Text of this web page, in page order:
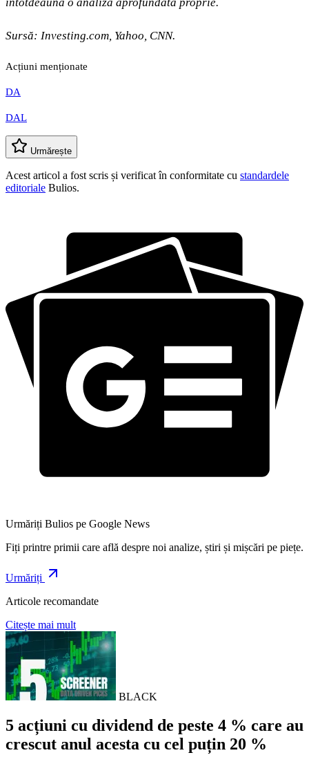
întotdeauna o analiză aprofundată proprie.
Sursă: Investing.com, Yahoo, CNN.
Acțiuni menționate
DA
DAL
Urmărește
Acest articol a fost scris și verificat în conformitate cu standardele
editoriale Bulios.
Urmăriți Bulios pe Google News
Fiți printre primii care află despre noi analize, știri și mișcări pe piețe.
Urmăriți
Articole recomandate
Citește mai mult
BLACK
5 acțiuni cu dividend de peste 4 % care au
crescut anul acesta cu cel puțin 20 %